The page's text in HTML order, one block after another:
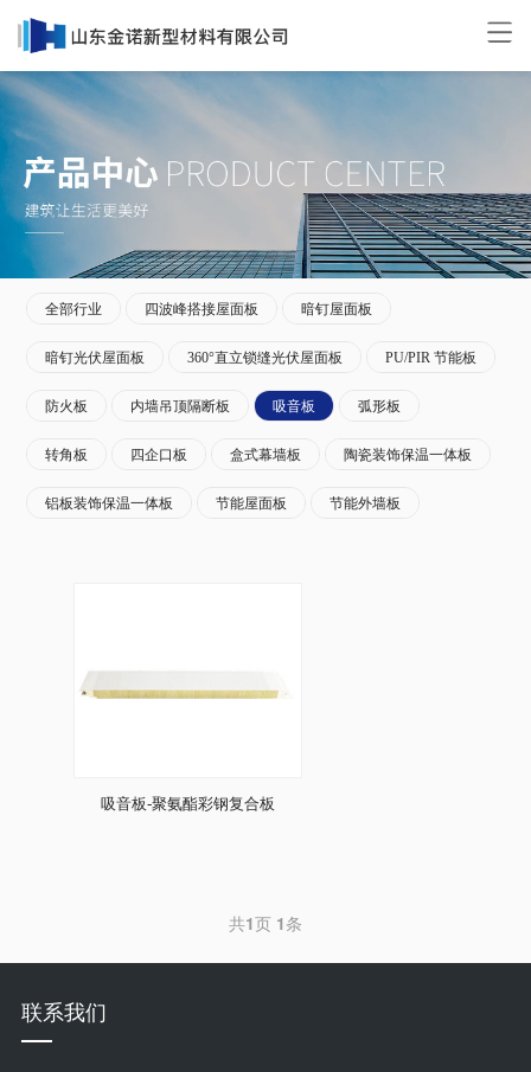
全部行业 四波峰搭接屋面板 暗钉屋面板
暗钉光伏屋面板 360°直立锁缝光伏屋面板 PU/PIR 节能板
防火板 内墙吊顶隔断板 吸音板 弧形板
转角板 四企口板 盒式幕墙板 陶瓷装饰保温一体板
铝板装饰保温一体板 节能屋面板 节能外墙板
吸音板-聚氨酯彩钢复合板
共1页 1条
联系我们